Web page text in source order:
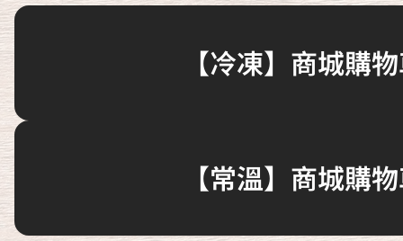
【冷凍】商城購
【常溫】商城購